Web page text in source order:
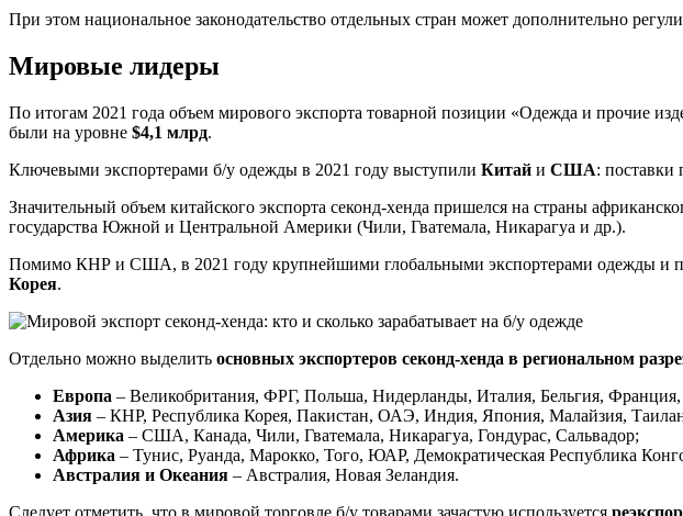
При этом национальное законодательство отдельных стран может дополнительно
Мировые лидеры
По итогам 2021 года объем мирового экспорта товарной позиции «Одежда и прочие
были на уровне $4,1 млрд.
Ключевыми экспортерами б/у одежды в 2021 году выступили Китай и США: поставки
Значительный объем китайского экспорта секонд-хенда пришелся на страны
государства Южной и Центральной Америки (Чили, Гватемала, Никарагуа и др.).
Помимо КНР и США, в 2021 году крупнейшими глобальными экспортерами одежды и
Корея.
Отдельно можно выделить основных экспортеров секонд-хенда в региональном
Европа – Великобритания, ФРГ, Польша, Нидерланды, Италия, Бельгия, Франция,
Азия – КНР, Республика Корея, Пакистан, ОАЭ, Индия, Япония, Малайзия,
Америка – США, Канада, Чили, Гватемала, Никарагуа, Гондурас, Сальвадор;
Африка – Тунис, Руанда, Марокко, Того, ЮАР, Демократическая Республика
Австралия и Океания – Австралия, Новая Зеландия.
Следует отметить, что в мировой торговле б/у товарами зачастую используется